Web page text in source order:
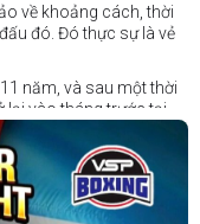
về khoảng cách, thời
đó. Đó thực sự là vẻ
năm, và sau một thời
lại vào tháng trước tại
thi đấu chuyên
mẽ. Đối đầu với một
thể hiện sự điềm tĩnh